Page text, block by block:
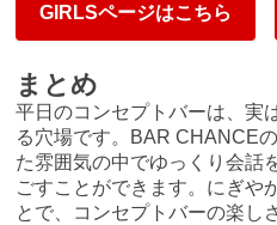
GIRLSページはこちら
まとめ
平日のコンセプトバーは、実
る穴場です。BAR CHANCE
た雰囲気の中でゆっくり会話
ごすことができます。にぎや
とで、コンセプトバーの楽し